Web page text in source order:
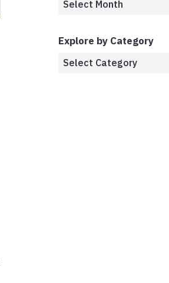
Explore by Category